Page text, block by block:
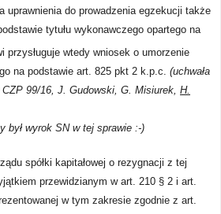
uprawnienia do prowadzenia egzekucji także
tytułu wykonawczego opartego na
przysługuje wtedy wniosek o umorzenie
na podstawie art. 825 pkt 2 k.p.c. (uchwała
99/16, J. Gudowski, G. Misiurek, H.
był wyrok SN w tej sprawie :-)
spółki kapitałowej o rezygnacji z tej
przewidzianym w art. 210 § 2 i art.
w tym zakresie zgodnie z art.